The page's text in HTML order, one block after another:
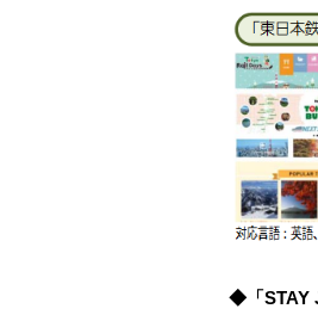
◆「STAY